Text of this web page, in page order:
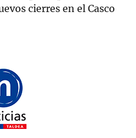
cierres en el Casco